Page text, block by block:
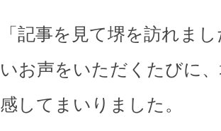
「記事を見て堺を訪れま
いお声をいただくたびに
感してまいりました。